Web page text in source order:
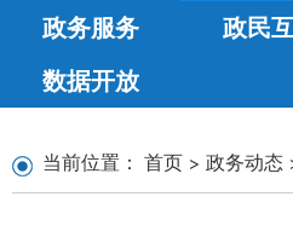
政务服务
政民
数据开放
当前位置： 首页 > 政务动态